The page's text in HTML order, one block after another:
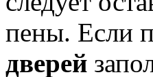
пены. Если
дверей